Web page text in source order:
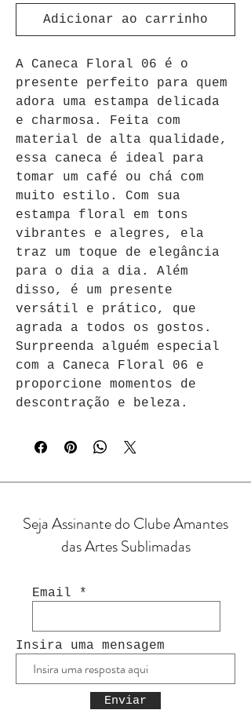
Adicionar ao carrinho
A Caneca Floral 06 é o
presente perfeito para quem
adora uma estampa delicada
e charmosa. Feita com
material de alta qualidade,
essa caneca é ideal para
tomar um café ou chá com
muito estilo. Com sua
estampa floral em tons
vibrantes e alegres, ela
traz um toque de elegância
para o dia a dia. Além
disso, é um presente
versátil e prático, que
agrada a todos os gostos.
Surpreenda alguém especial
com a Caneca Floral 06 e
proporcione momentos de
descontração e beleza.
Seja Assinante do Clube Amantes
das Artes Sublimadas
Email
Insira uma mensagem
Enviar